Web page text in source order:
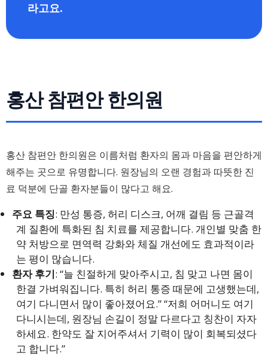
라고요.
홍산 참편안 한의원
홍산 참편안 한의원은 이름처럼 환자의 몸과 마음을 편안하게
해주는 곳으로 유명합니다. 원장님의 오랜 경험과 따뜻한 진
료 덕분에 단골 환자분들이 많다고 해요.
주요 특징: 만성 통증, 허리 디스크, 어깨 결림 등 근골격
계 질환에 특화된 침 치료를 제공합니다. 개인별 맞춤 한
약 처방으로 면역력 강화와 체질 개선에도 효과적이라
는 평이 많습니다.
환자 후기: “늘 친절하게 맞아주시고, 침 맞고 나면 몸이
한결 가벼워집니다. 특히 허리 통증 때문에 고생했는데,
여기 다니면서 많이 좋아졌어요.” “저희 어머니도 여기
다니시는데, 원장님 손길이 정말 다르다고 칭찬이 자자
하세요. 한약도 잘 지어주셔서 기력이 많이 회복되셨다
고 합니다.”